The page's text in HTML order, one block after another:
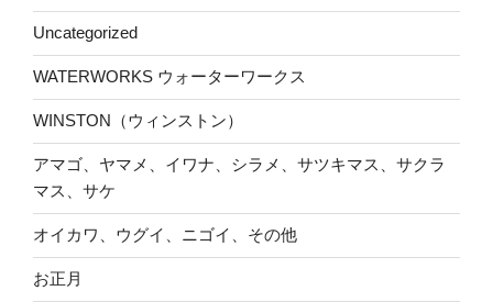
Uncategorized
WATERWORKS ウォーターワークス
WINSTON（ウィンストン）
アマゴ、ヤマメ、イワナ、シラメ、サツキマス、サクラ
マス、サケ
オイカワ、ウグイ、ニゴイ、その他
お正月